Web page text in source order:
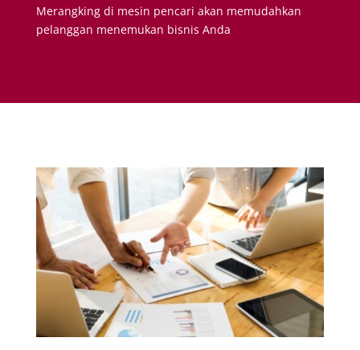
Merangking di mesin pencari akan memudahkan
pelanggan menemukan bisnis Anda